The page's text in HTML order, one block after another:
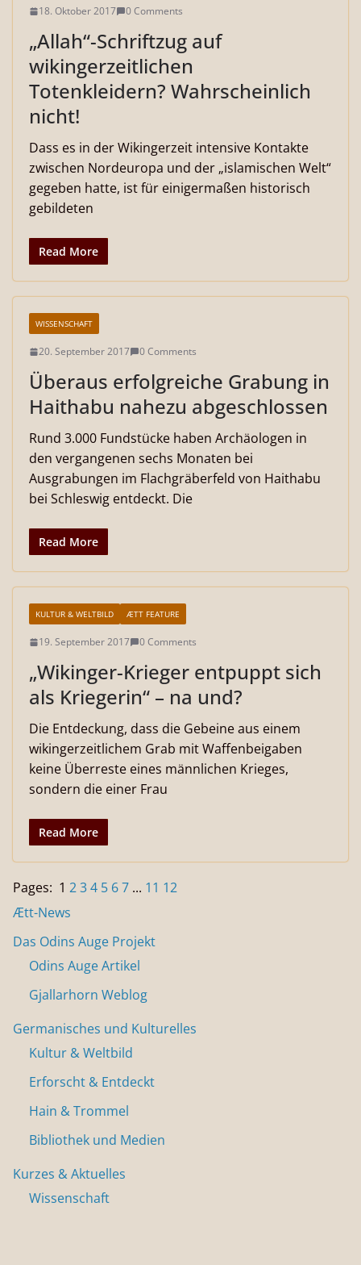
18. Oktober 2017 0 Comments
„Allah“-Schriftzug auf
wikingerzeitlichen
Totenkleidern? Wahrscheinlich
nicht!
Dass es in der Wikingerzeit intensive Kontakte
zwischen Nordeuropa und der „islamischen Welt“
gegeben hatte, ist für einigermaßen historisch
gebildeten
Read More
WISSENSCHAFT
20. September 2017 0 Comments
Überaus erfolgreiche Grabung in
Haithabu nahezu abgeschlossen
Rund 3.000 Fundstücke haben Archäologen in
den vergangenen sechs Monaten bei
Ausgrabungen im Flachgräberfeld von Haithabu
bei Schleswig entdeckt. Die
Read More
KULTUR & WELTBILD ÆTT FEATURE
19. September 2017 0 Comments
„Wikinger-Krieger entpuppt sich
als Kriegerin“ – na und?
Die Entdeckung, dass die Gebeine aus einem
wikingerzeitlichem Grab mit Waffenbeigaben
keine Überreste eines männlichen Krieges,
sondern die einer Frau
Read More
Pages: 1 234 5 67 ... 11 12
Ætt-News
Das Odins Auge Projekt
Odins Auge Artikel
Gjallarhorn Weblog
Germanisches und Kulturelles
Kultur & Weltbild
Erforscht & Entdeckt
Hain & Trommel
Bibliothek und Medien
Kurzes & Aktuelles
Wissenschaft